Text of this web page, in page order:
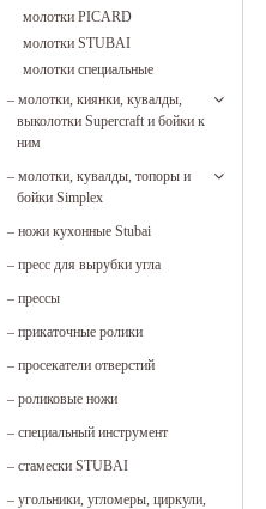
молотки PICARD
молотки STUBAI
молотки специальные
– молотки, киянки, кувалды,
выколотки Supercraft и бойки к
ним
– молотки, кувалды, топоры и
бойки Simplex
– ножи кухонные Stubai
– пресс для вырубки угла
– прессы
– прикаточные ролики
– просекатели отверстий
– роликовые ножи
– специальный инструмент
– стамески STUBAI
– угольники, угломеры, циркули,